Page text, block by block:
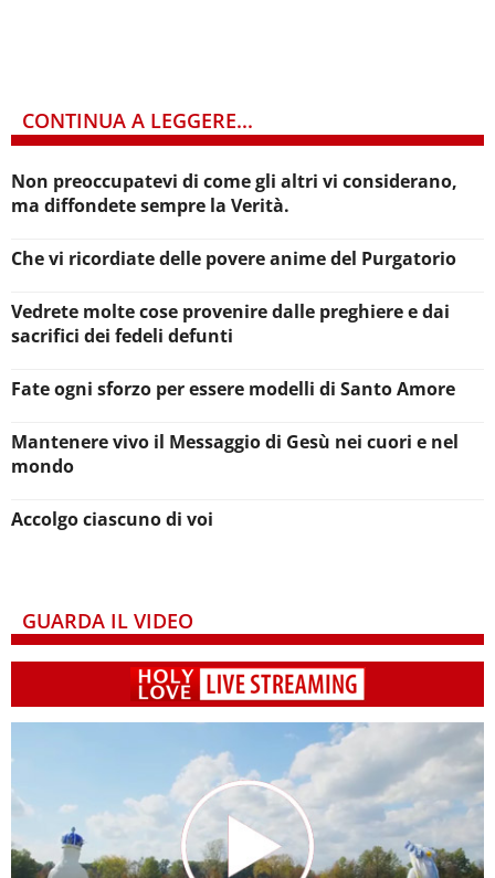
CONTINUA A LEGGERE...
Non preoccupatevi di come gli altri vi considerano,
ma diffondete sempre la Verità.
Che vi ricordiate delle povere anime del Purgatorio
Vedrete molte cose provenire dalle preghiere e dai
sacrifici dei fedeli defunti
Fate ogni sforzo per essere modelli di Santo Amore
Mantenere vivo il Messaggio di Gesù nei cuori e nel
mondo
Accolgo ciascuno di voi
GUARDA IL VIDEO